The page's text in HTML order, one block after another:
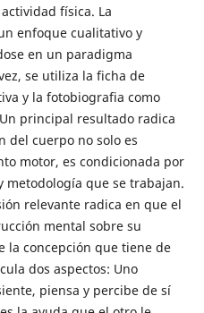
física. La
enfoque cualitativo y
en un paradigma
se utiliza la ficha de
y la fotobiografia como
principal resultado radica
del cuerpo no solo es
motor, es condicionada por
metodología que se trabajan.
relevante radica en que el
mental sobre su
la concepción que tiene de
dos aspectos: Uno
piensa y percibe de sí